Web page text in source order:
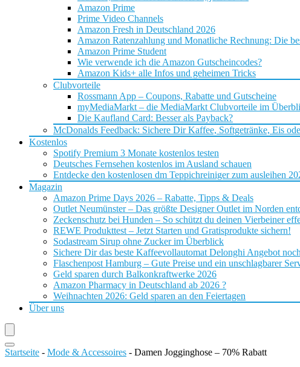
Amazon Prime
Prime Video Channels
Amazon Fresh in Deutschland 2026
Amazon Ratenzahlung und Monatliche Rechnung: Die
Amazon Prime Student
Wie verwende ich die Amazon Gutscheincodes?
Amazon Kids+ alle Infos und geheimen Tricks
Clubvorteile
Rossmann App – Coupons, Rabatte und Gutscheine
myMediaMarkt – die MediaMarkt Clubvorteile im
Die Kaufland Card: Besser als Payback?
McDonalds Feedback: Sichere Dir Kaffee, Softgetränke, Eis
Kostenlos
Spotify Premium 3 Monate kostenlos testen
Deutsches Fernsehen kostenlos im Ausland schauen
Entdecke den kostenlosen dm Teppichreiniger zum ausleihen
Magazin
Amazon Prime Days 2026 – Rabatte, Tipps & Deals
Outlet Neumünster – Das größte Designer Outlet im Norden
Zeckenschutz bei Hunden – So schützt du deinen Vierbeiner
REWE Produkttest – Jetzt Starten und Gratisprodukte sichern!
Sodastream Sirup ohne Zucker im Überblick
Sichere Dir das beste Kaffeevollautomat Delonghi Angebot
Flaschenpost Hamburg – Gute Preise und ein unschlagbarer
Geld sparen durch Balkonkraftwerke 2026
Amazon Pharmacy in Deutschland ab 2026 ?
Weihnachten 2026: Geld sparen an den Feiertagen
Über uns
Startseite - Mode & Accessoires - Damen Jogginghose – 70% Rabatt